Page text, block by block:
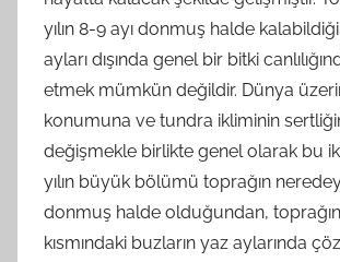
yılın 8-9 ayı donmuş halde
ayları dışında genel bir bitki
etmek mümkün değildir. Dünya
konumuna ve tundra ikliminin
değişmekle birlikte genel olarak bu
yılın büyük bölümü toprağın
donmuş halde olduğundan,
kısmındaki buzların yaz aylarında